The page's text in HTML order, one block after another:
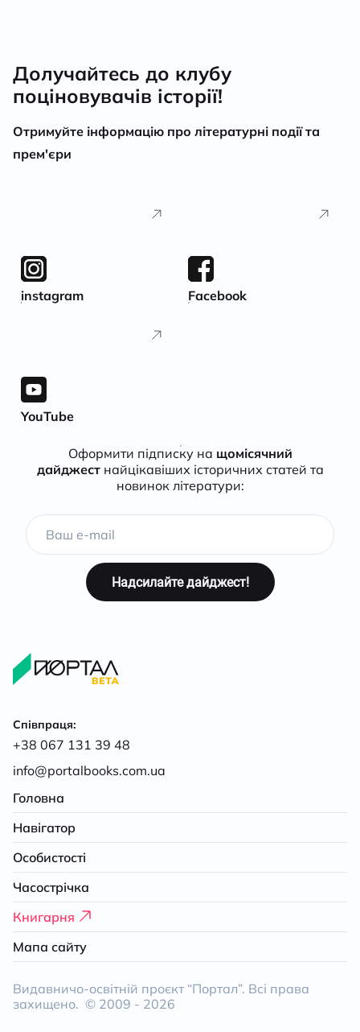
Долучайтесь до клубу
поціновувачів історії!
Отримуйте інформацію про літературні події та
прем'єри
instagram Facebook
YouTube
Оформити підписку на щомісячний
дайджестнайцікавіших історичних статей та
новинок літератури:
Співпраця:
+38 067 131 39 48
info@portalbooks.com.ua
Головна
Навігатор
Особистості
Часострічка
Книгарня
Мапа сайту
Видавничо-освітній проєкт “Портал”. Всі права
захищено. © 2009 - 2026